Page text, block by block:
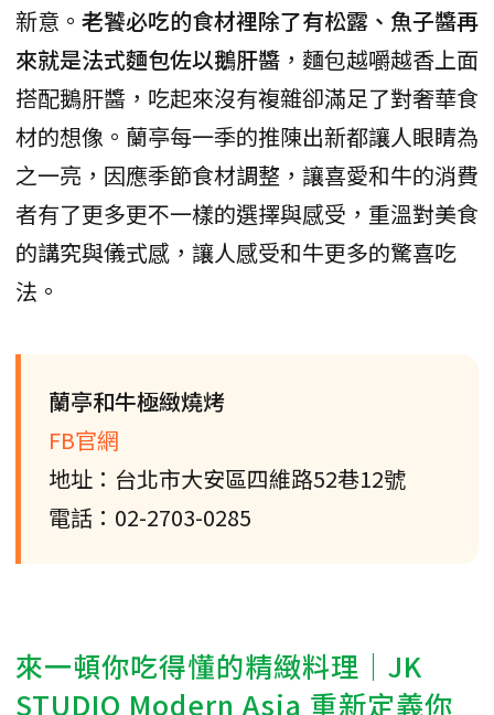
新意。 老饕必吃的食材裡除了有松露、魚子醬再
來就是法式麵包佐以鵝肝醬 ，麵包越嚼越香上面
搭配鵝肝醬，吃起來沒有複雜卻滿足了對奢華食
材的想像。蘭亭每一季的推陳出新都讓人眼睛為
之一亮，因應季節食材調整，讓喜愛和牛的消費
者有了更多更不一樣的選擇與感受，重溫對美食
的講究與儀式感，讓人感受和牛更多的驚喜吃
法。
蘭亭和牛極緻燒烤
FB官網
地址：台北市大安區四維路52巷12號
電話：02-2703-0285
來一頓你吃得懂的精緻料理｜JK
STUDIO Modern Asia 重新定義你